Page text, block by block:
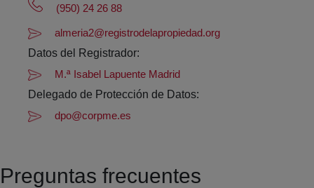
(950) 24 26 88
almeria2@registrodelapropiedad.org
Datos del Registrador:
M.ª Isabel Lapuente Madrid
Delegado de Protección de Datos:
dpo@corpme.es
Preguntas frecuentes